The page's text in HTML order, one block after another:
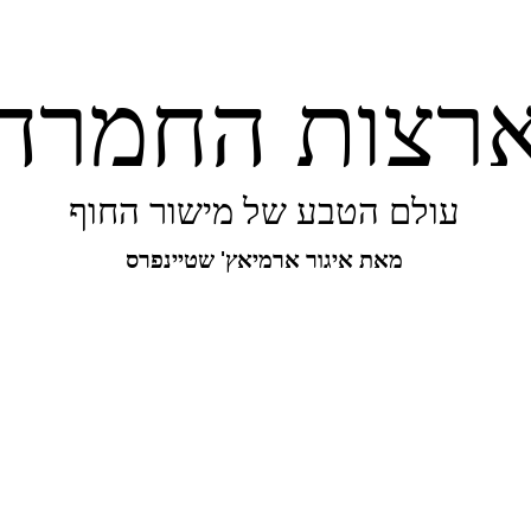
עולם הטבע של מישור החוף
מאת איגור ארמיאץ' שטיינפרס